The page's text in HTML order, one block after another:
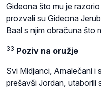
Gideona što mu je
prozvali su Gideona
Baal s njim obračuna što
33 Poziv na oružje
Svi Midjanci, Amalečani i
prešavši Jordan, utaborili